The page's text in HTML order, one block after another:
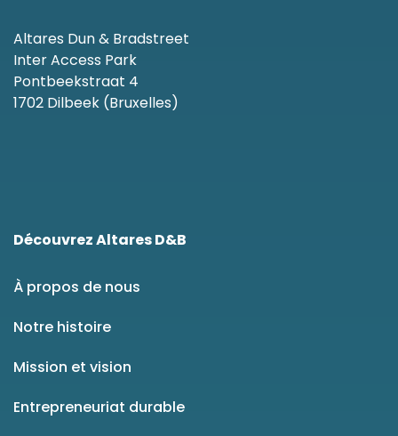
Altares Dun & Bradstreet
Inter Access Park
Pontbeekstraat 4
1702 Dilbeek (Bruxelles)
Découvrez Altares D&B
À propos de nous
Notre histoire
Mission et vision
Entrepreneuriat durable